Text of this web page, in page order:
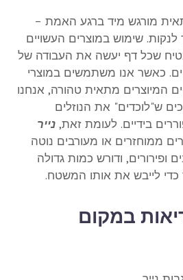
מורגש מיד ברגע האמת –
שימוש במוצרים העשויים
מבטיח שכל דף יעשה את העבודה של
כאשר אנו משתמשים במוצרי
המיוצרים מתאית טהורה, אנחנו
ש"לוכדים" את הנוזלים
בידיים. לעומת זאת,נייר
ממוחזרים או מעורבים נוטה
ופירורים, ודורש כמות גדולה
כדי לייבש את אותו המשטח.
במקום